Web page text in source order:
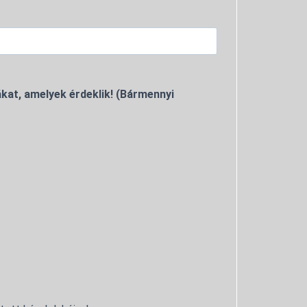
amelyek érdeklik! (Bármennyi